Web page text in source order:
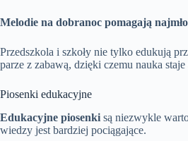
Melodie na dobranoc pomagają
Przedszkola i szkoły nie tylko edukują
parze z zabawą, dzięki czemu nauka
Piosenki edukacyjne
Edukacyjne piosenki są niezwykle
wiedzy jest bardziej pociągające.